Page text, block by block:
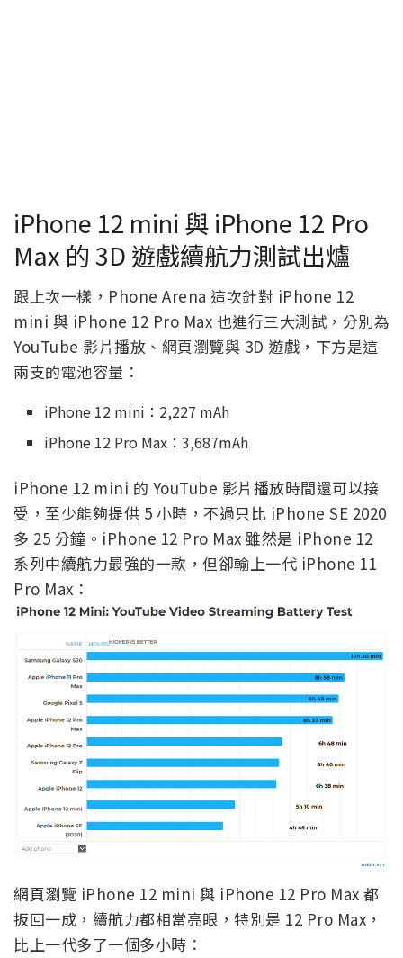
iPhone 12 mini 與 iPhone 12 Pro
Max 的 3D 遊戲續航力測試出爐
跟上次一樣，Phone Arena 這次針對 iPhone 12
mini 與 iPhone 12 Pro Max 也進行三大測試，分別為
YouTube 影片播放、網頁瀏覽與 3D 遊戲，下方是這
兩支的電池容量：
iPhone 12 mini：2,227 mAh
iPhone 12 Pro Max：3,687mAh
iPhone 12 mini 的 YouTube 影片播放時間還可以接
受，至少能夠提供 5 小時，不過只比 iPhone SE 2020
多 25 分鐘。iPhone 12 Pro Max 雖然是 iPhone 12
系列中續航力最強的一款，但卻輸上一代 iPhone 11
Pro Max：
網頁瀏覽 iPhone 12 mini 與 iPhone 12 Pro Max 都
扳回一成，續航力都相當亮眼，特別是 12 Pro Max，
比上一代多了一個多小時：